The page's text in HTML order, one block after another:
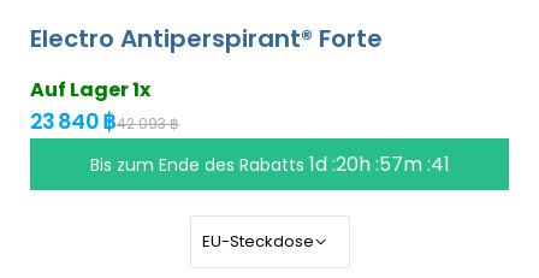
Electro Antiperspirant® Forte
Auf Lager 1x
23 840 ฿42 093 ฿
Bis zum Ende des Rabatts 1d :20h :57m :40